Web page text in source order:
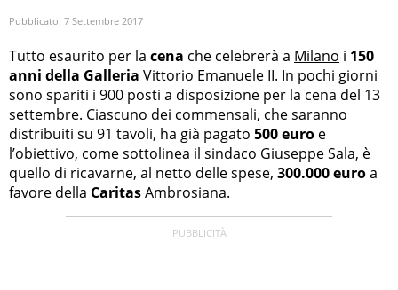
Pubblicato: 7 Settembre 2017
Tutto esaurito per la cena che celebrerà a Milano i 150
anni della Galleria Vittorio Emanuele II. In pochi giorni
sono spariti i 900 posti a disposizione per la cena del 13
settembre. Ciascuno dei commensali, che saranno
distribuiti su 91 tavoli, ha già pagato 500 euro e
l’obiettivo, come sottolinea il sindaco Giuseppe Sala, è
quello di ricavarne, al netto delle spese, 300.000 euroa
favore della CaritasAmbrosiana.